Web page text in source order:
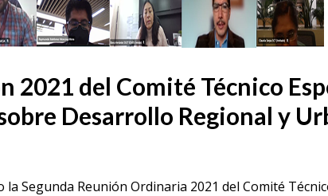
2021 del Comité Técnico
Desarrollo Regional y
la Segunda Reunión Ordinaria 2021 del Comité